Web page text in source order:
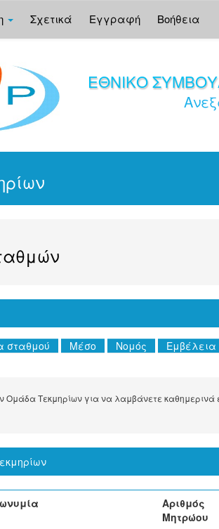
Σχετικά Εγγραφή Βοήθεια
ΕΘΝΙΚΟ
Ομάδα Τεκμηρίων για να λαμβάνετε καθημερινά
Αριθμός
Μητρώου